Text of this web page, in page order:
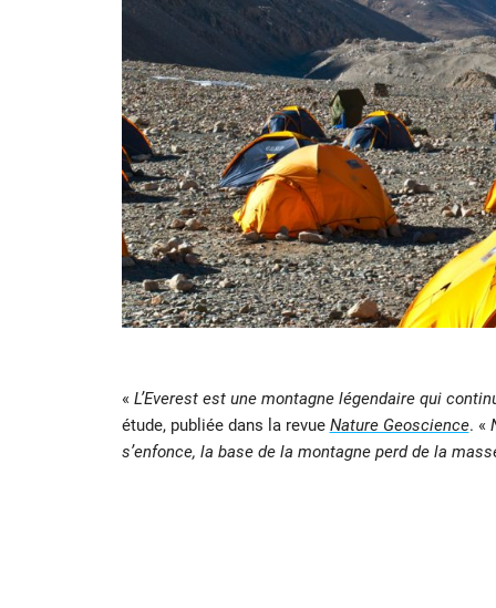
« L’Everest est une montagne légendaire qui
étude, publiée dans la revue Nature Geoscience. «
s’enfonce, la base de la montagne perd de la